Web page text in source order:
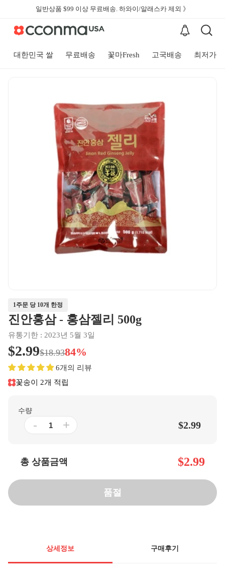
일반상품 $99 이상 무료배송. 하와이/알래스카 제외 》
대한민국 쌀 무료배송 꽃마Fresh 고국배송 최저가
1주문 당 10개 한정
진안홍삼 - 홍삼젤리 500g
유통기한 : 2023년 5월 3일
$2.99$18.9384%
6개의 리뷰
꽃송이 2개 적립
수량
- + $2.99
총 상품금액 $2.99
품절
상세정보 구매후기